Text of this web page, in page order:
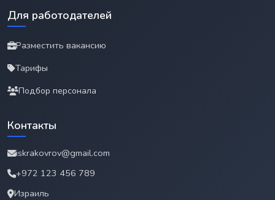
Для работодателей
Разместить вакансию
Тарифы
Подбор персонала
Контакты
iskrakovrov@gmail.com
+972 123 456 789
Израиль